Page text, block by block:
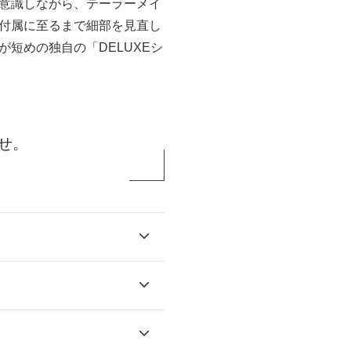
識しながら、テーラーメイ
属に至るまで細部を見直し
短めの独自の「DELUXEシ
。